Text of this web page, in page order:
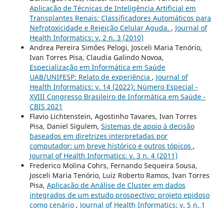
Aplicação de Técnicas de Inteligência Artificial em
Transplantes Renais: Classificadores Automáticos para
Nefrotoxicidade e Rejeição Celular Aguda. , Journal of
Health Informatics: v. 2 n. 3 (2010)
Andrea Pereira Simões Pelogi, Josceli Maria Tenório,
Ivan Torres Pisa, Claudia Galindo Novoa,
Especialização em Informática em Saúde
UAB/UNIFESP: Relato de experiência , Journal of
Health Informatics: v. 14 (2022): Número Especial -
XVIII Congresso Brasileiro de Informática em Saúde -
CBIS 2021
Flavio Lichtenstein, Agostinho Tavares, Ivan Torres
Pisa, Daniel Sigulem, Sistemas de apoio à decisão
baseados em diretrizes interpretadas por
computador: um breve histórico e outros tópicos ,
Journal of Health Informatics: v. 3 n. 4 (2011)
Frederico Molina Cohrs, Fernando Sequeira Sousa,
Josceli Maria Tenório, Luiz Roberto Ramos, Ivan Torres
Pisa, Aplicação de Análise de Cluster em dados
integrados de um estudo prospectivo: projeto epidoso
como cenário , Journal of Health Informatics: v. 5 n. 1